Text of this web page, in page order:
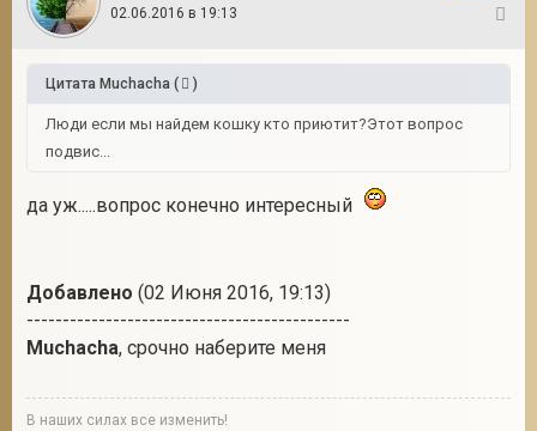
02.06.2016 в 19:13
Цитата Muchacha ( )
Люди если мы найдем кошку кто приютит?Этот вопрос
подвис...
да уж.....вопрос конечно интересный
Добавлено (02 Июня 2016, 19:13)
---------------------------------------------
Muchacha, срочно наберите меня
В наших силах все изменить!